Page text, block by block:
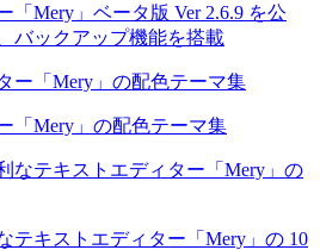
「Mery」ベータ版 Ver 2.6.9 を公
バックアップ機能を搭載
「Mery」の配色テーマ集
テキストエディター「Mery」の 10